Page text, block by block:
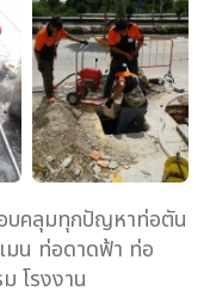
บคลุมทุกปัญหาท่อตัน
มน ท่อดาดฟ้า ท่อ
โรงงาน